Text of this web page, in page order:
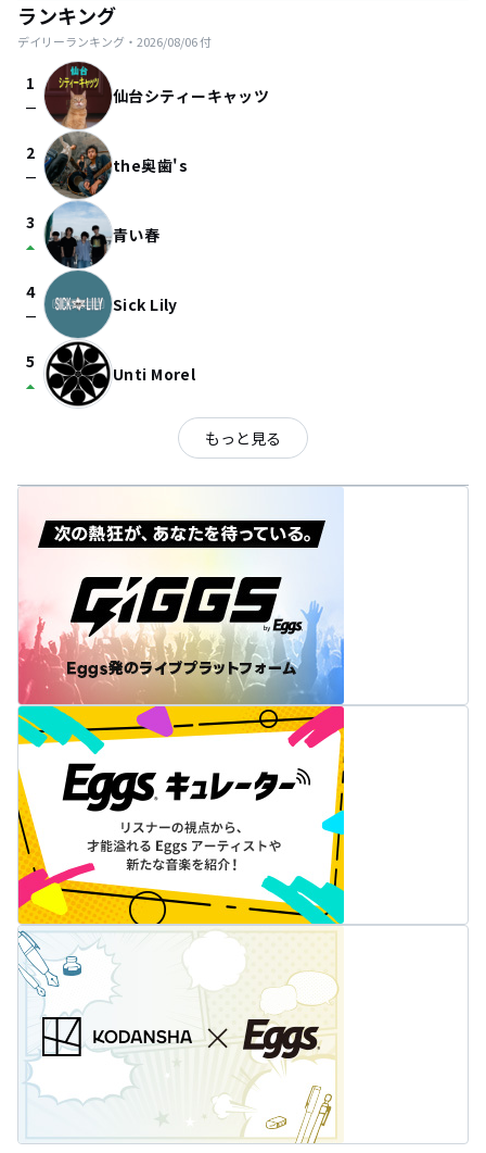
ランキング
デイリーランキング・ 2026/08/06付
1
check_indeterminate_small 仙台シティーキャッツ
2
check_indeterminate_small the奥歯's
3
arrow_drop_up 青い春
4
check_indeterminate_small Sick Lily
5
arrow_drop_up Unti Morel
もっと見る